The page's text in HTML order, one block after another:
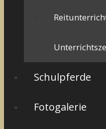
Schulpferde
Fotogalerie